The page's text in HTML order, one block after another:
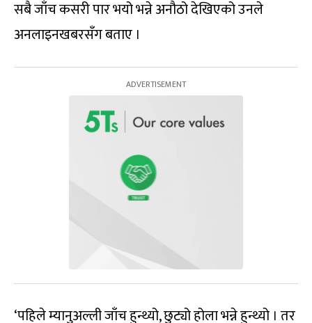
सबै जाँच कसरी पार भयो भन्ने अनौठो देखिएको उनले
अनलाइनखबरसँग बताए ।
‘पहिले म्यानुअल्ली जाँच हुन्थ्यो, छुट्यो होला भन्ने हुन्थ्यो । तर